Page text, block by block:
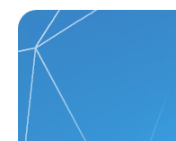
https://